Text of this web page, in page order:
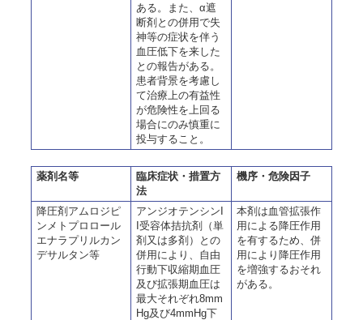
ある。また、α遮
断剤との併用で失
神等の症状を伴う
血圧低下を来した
との報告がある。
患者背景を考慮し
て治療上の有益性
が危険性を上回る
場合にのみ慎重に
投与すること。
薬剤名等
臨床症状・措置方
法
機序・危険因子
降圧剤アムロジピ
ンメトプロロール
エナラプリルカン
デサルタン等
アンジオテンシンI
I受容体拮抗剤（単
剤又は多剤）との
併用により、自由
行動下収縮期血圧
及び拡張期血圧は
最大それぞれ8mm
Hg及び4mmHg下
本剤は血管拡張作
用による降圧作用
を有するため、併
用により降圧作用
を増強するおそれ
がある。